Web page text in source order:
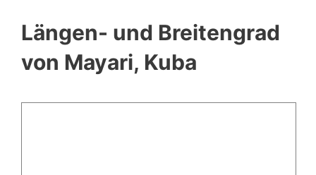
Längen- und Breitengrad
von Mayari, Kuba